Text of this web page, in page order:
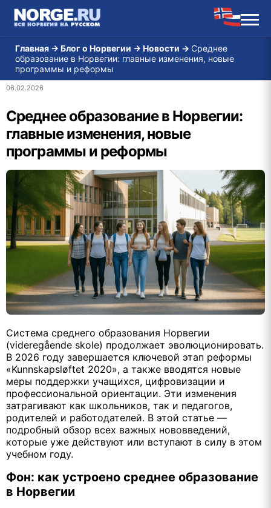
Главная → Блог о Норвегии → Новости → Среднее
образование в Норвегии: главные изменения, новые
программы и реформы
06.02.2026
Среднее образование в Норвегии:
главные изменения, новые
программы и реформы
Система среднего образования Норвегии
(videregående skole) продолжает эволюционировать.
В 2026 году завершается ключевой этап реформы
«Kunnskapsløftet 2020», а также вводятся новые
меры поддержки учащихся, цифровизации и
профессиональной ориентации. Эти изменения
затрагивают как школьников, так и педагогов,
родителей и работодателей. В этой статье —
подробный обзор всех важных нововведений,
которые уже действуют или вступают в силу в этом
учебном году.
Фон: как устроено среднее образование
в Норвегии